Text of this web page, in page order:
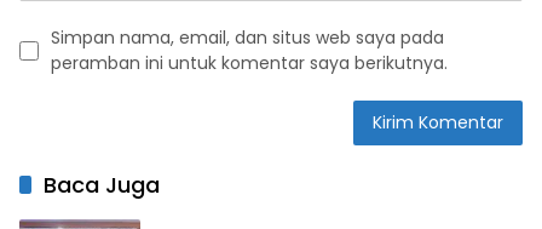
Simpan nama, email, dan situs web saya pada
peramban ini untuk komentar saya berikutnya.
Baca Juga